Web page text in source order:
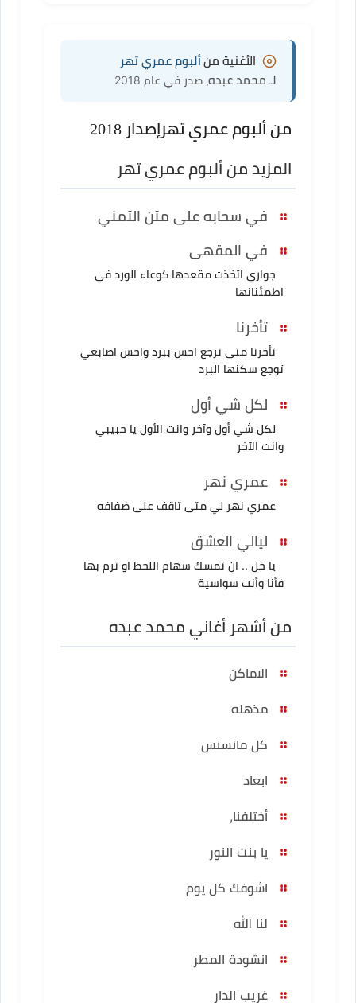
الأغنية منألبوم عمري تهر
لـ محمد عبده ، صدر في عام 2018
من ألبوم عمري تهرإصدار 2018
المزيد من ألبوم عمري تهر
في سحابه على متن التمني
في المقهى
جواري اتخذت مقعدها كوعاء الورد في
اطمئنانها
تأخرنا
تأخرنا متى نرجع احس ببرد واحس اصابعي
توجع سكنها البرد
لكل شي أول
لكل شي أول وآخر وانت الأول يا حبيبي
وانت الآخر
عمري نهر
عمري نهر لي متى تاقف على ضفافه
ليالي العشق
يا خل .. ان تمسك سهام اللحظ او ترم بها
فأنا وأنت سواسية
من أشهر أغاني محمد عبده
الاماكن
مذهله
كل مانسنس
ابعاد
أختلفنا,
يا بنت النور
اشوفك كل يوم
لنا الله
انشودة المطر
غريب الدار